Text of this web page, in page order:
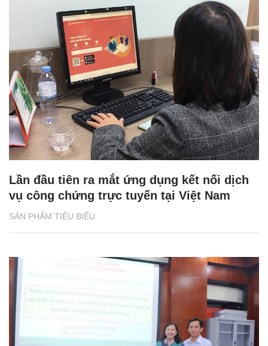
SẢN PHẨM TIÊU BIỂU
Lần đầu tiên ra mắt ứng dụng kết nối dịch
vụ công chứng trực tuyến tại Việt Nam